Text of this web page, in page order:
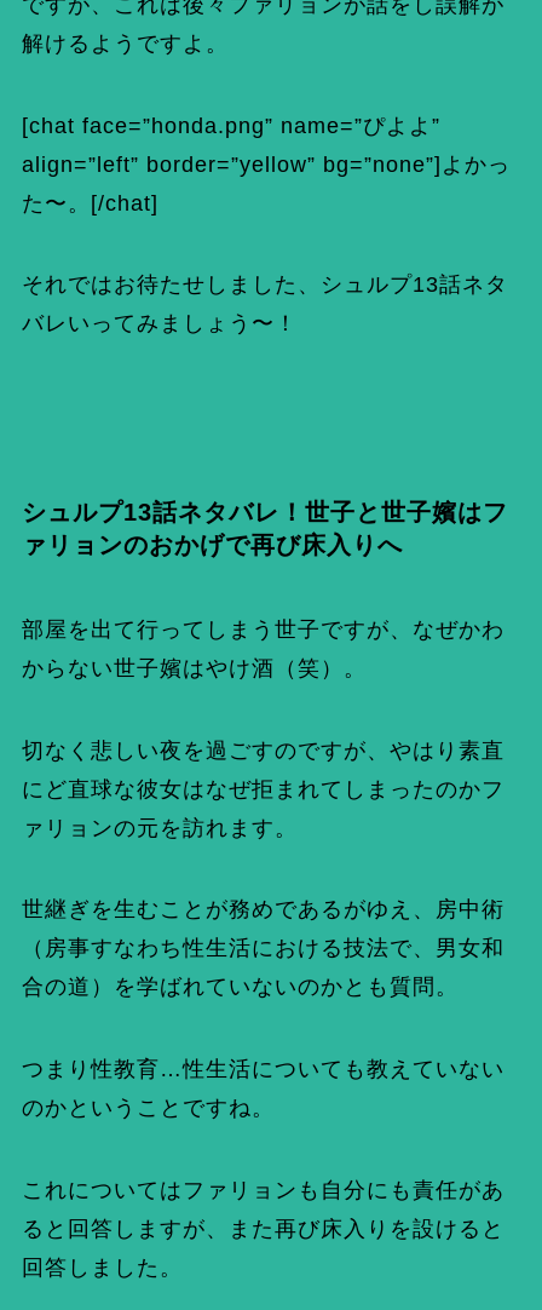
解けるようですよ。
[chat face=”honda.png” name=”ぴよよ”
align=”left” border=”yellow” bg=”none”]よかっ
た〜。[/chat]
それではお待たせしました、シュルプ13話ネタ
バレいってみましょう〜！
シュルプ13話ネタバレ！世子と世子嬪はフ
ァリョンのおかげで再び床入りへ
部屋を出て行ってしまう世子ですが、なぜかわ
からない世子嬪はやけ酒（笑）。
切なく悲しい夜を過ごすのですが、やはり素直
にど直球な彼女はなぜ拒まれてしまったのかフ
ァリョンの元を訪れます。
世継ぎを生むことが務めであるがゆえ、房中術
（房事すなわち性生活における技法で、男女和
合の道）を学ばれていないのかとも質問。
つまり性教育…性生活についても教えていない
のかということですね。
これについてはファリョンも自分にも責任があ
ると回答しますが、また再び床入りを設けると
回答しました。